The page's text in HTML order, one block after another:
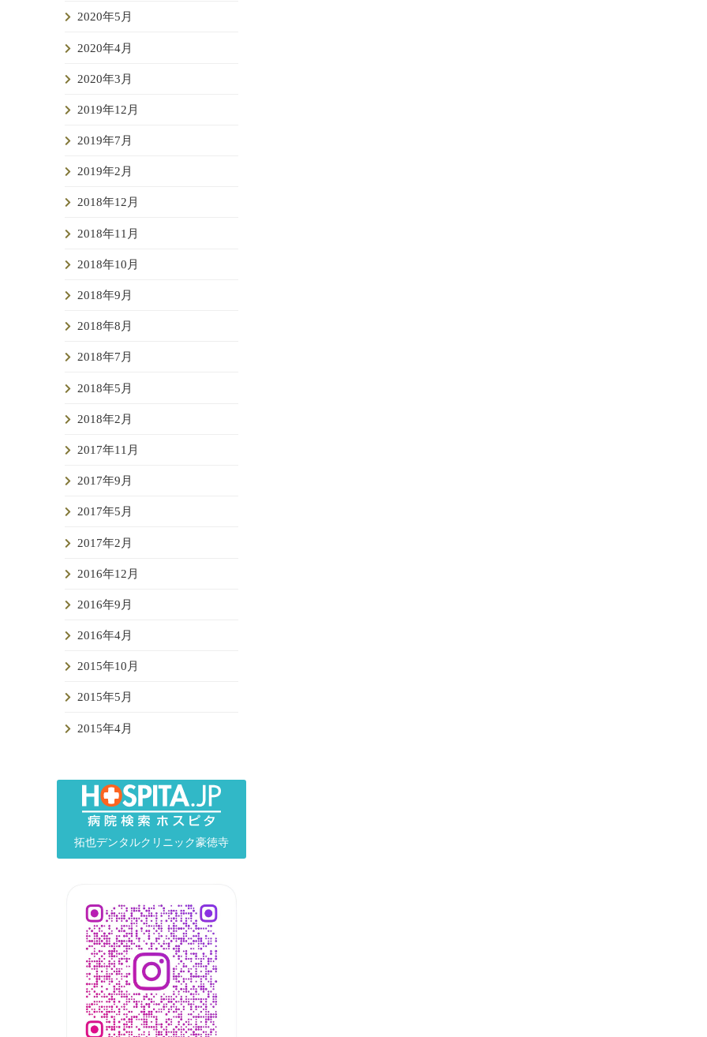
2020年5月
2020年4月
2020年3月
2019年12月
2019年7月
2019年2月
2018年12月
2018年11月
2018年10月
2018年9月
2018年8月
2018年7月
2018年5月
2018年2月
2017年11月
2017年9月
2017年5月
2017年2月
2016年12月
2016年9月
2016年4月
2015年10月
2015年5月
2015年4月
拓也デンタルクリニック豪徳寺